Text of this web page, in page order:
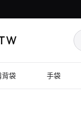
背袋 手袋